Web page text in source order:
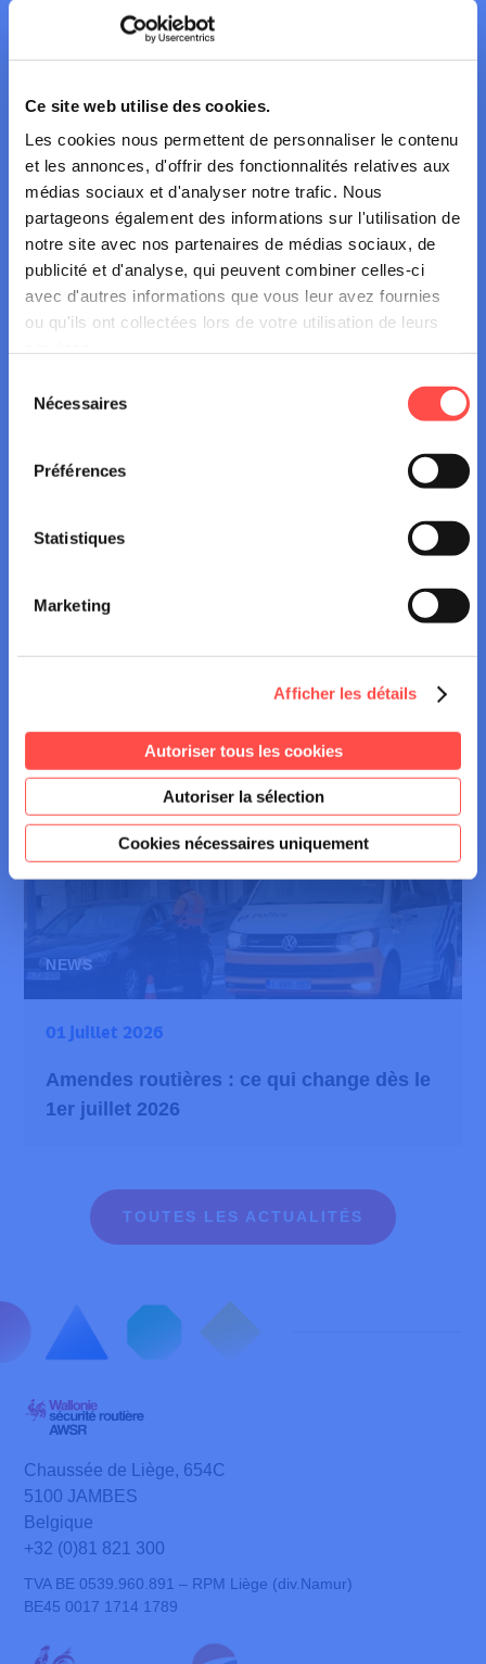
Ce site web utilise des cookies.
Les cookies nous permettent de personnaliser le contenu
et les annonces, d'offrir des fonctionnalités relatives aux
médias sociaux et d'analyser notre trafic. Nous
partageons également des informations sur l'utilisation de
notre site avec nos partenaires de médias sociaux, de
publicité et d'analyse, qui peuvent combiner celles-ci
avec d'autres informations que vous leur avez fournies
ou qu'ils ont collectées lors de votre utilisation de leurs
Nécessaires
Préférences
Statistiques
Marketing
Afficher les détails
Autoriser tous les cookies
Autoriser la sélection
Cookies nécessaires uniquement
Autres actualités
16 juillet 2026
POUR ÉVITER LES TENSIONS
NEWS
Les bons gestes avant de prendre la route
des vacances
NEWS
01 juillet 2026
Amendes routières : ce qui change dès le
1er juillet 2026
TOUTES LES ACTUALITÉS
Chaussée de Liège, 654C
5100 JAMBES
Belgique
+32 (0)81 821 300
TVA BE 0539.960.891 – RPM Liège (div.Namur)
BE45 0017 1714 1789